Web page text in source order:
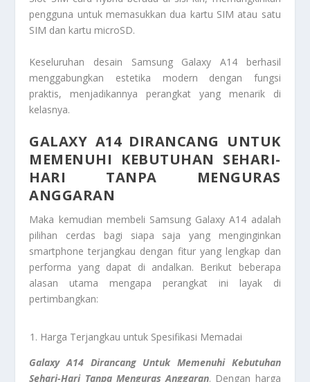
pengguna untuk memasukkan dua kartu SIM atau satu
SIM dan kartu microSD.
Keseluruhan desain Samsung Galaxy A14 berhasil
menggabungkan estetika modern dengan fungsi
praktis, menjadikannya perangkat yang menarik di
kelasnya.
GALAXY A14 DIRANCANG UNTUK
MEMENUHI KEBUTUHAN SEHARI-
HARI TANPA MENGURAS
ANGGARAN
Maka kemudian membeli Samsung Galaxy A14 adalah
pilihan cerdas bagi siapa saja yang menginginkan
smartphone terjangkau dengan fitur yang lengkap dan
performa yang dapat di andalkan. Berikut beberapa
alasan utama mengapa perangkat ini layak di
pertimbangkan:
Harga Terjangkau untuk Spesifikasi Memadai
Galaxy A14 Dirancang Untuk Memenuhi Kebutuhan
Sehari-Hari Tanpa Menguras Anggaran. Dengan harga